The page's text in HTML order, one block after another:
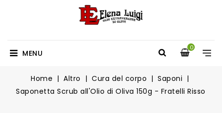
0
MENU
Home Altro Cura del corpo
Saponi
Saponetta Scrub all'Olio di Oliva 150g - Fratelli Risso